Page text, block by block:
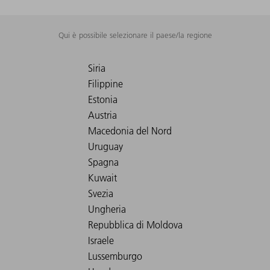
Qui è possibile selezionare il paese/la regione